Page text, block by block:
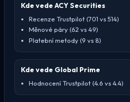
Kde vede ACY Securities
Recenze Trustpilot (701 vs 514)
Měnové páry (62 vs 49)
Platební metody (9 vs 8)
Kde vede Global Prime
Hodnocení Trustpilot (4.6 vs 4.4)